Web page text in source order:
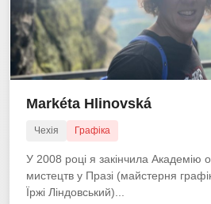
Markéta Hlinovská
Чехія Графіка
У 2008 році я закінчила Академію
мистецтв у Празі (майстерня
Їржі Ліндовський)...